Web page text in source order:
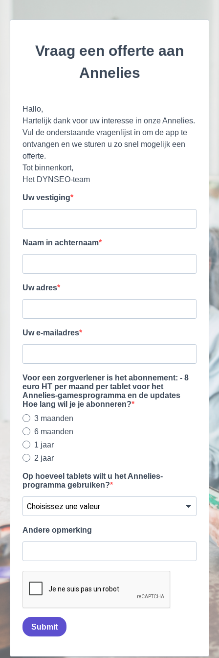
Vraag een offerte aan
Annelies
Hallo,
Hartelijk dank voor uw interesse in onze Annelies.
Vul de onderstaande vragenlijst in om de app te
ontvangen en we sturen u zo snel mogelijk een
offerte.
Tot binnenkort,
Het DYNSEO-team
Uw vestiging
Naam in achternaam
Uw adres
Uw e-mailadres
Voor een zorgverlener is het abonnement: - 8
euro HT per maand per tablet voor het
Annelies-gamesprogramma en de updates
Hoe lang wil je je abonneren?
3 maanden
6 maanden
1 jaar
2 jaar
Op hoeveel tablets wilt u het Annelies-
programma gebruiken?
Andere opmerking
Submit